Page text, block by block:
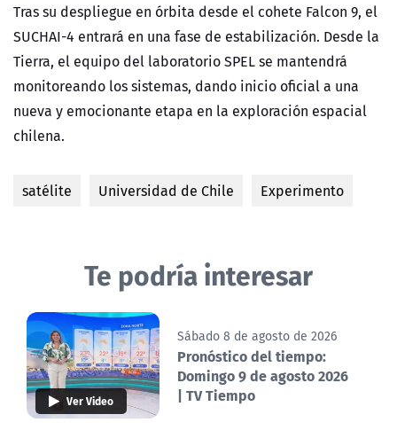
Tras su despliegue en órbita desde el cohete Falcon 9, el
SUCHAI-4 entrará en una fase de estabilización. Desde la
Tierra, el equipo del laboratorio SPEL se mantendrá
monitoreando los sistemas, dando inicio oficial a una
nueva y emocionante etapa en la exploración espacial
chilena.
satélite Universidad de Chile Experimento
Te podría interesar
Ver Video
Sábado 8 de agosto de 2026
Pronóstico del tiempo:
Domingo 9 de agosto 2026
| TV Tiempo